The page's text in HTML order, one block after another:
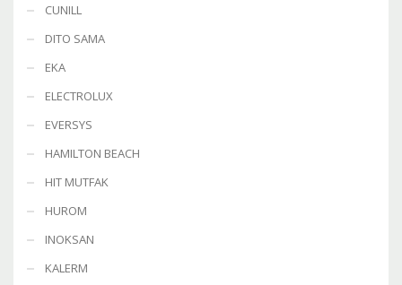
CUNILL
DITO SAMA
EKA
ELECTROLUX
EVERSYS
HAMILTON BEACH
HIT MUTFAK
HUROM
INOKSAN
KALERM